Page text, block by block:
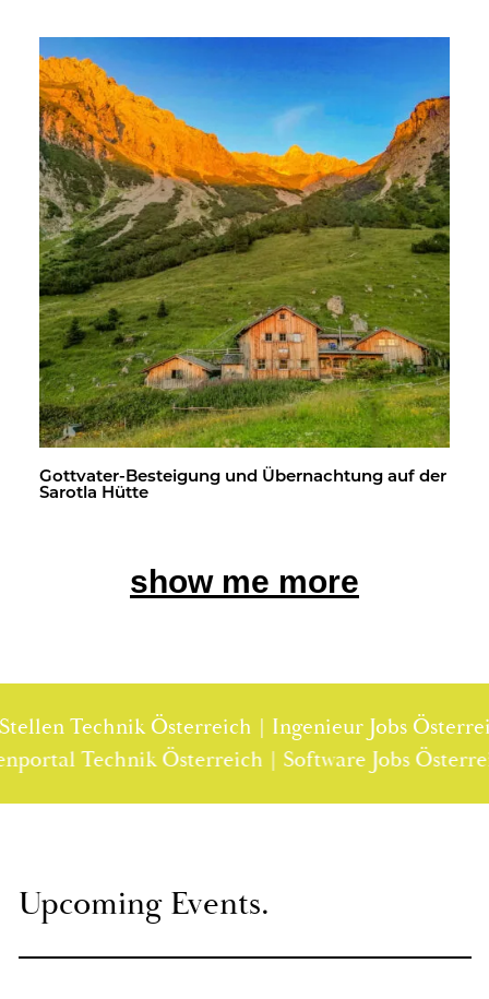
Gott­va­ter-Be­stei­gung und Über­nach­tung auf der
Sa­rot­la Hütte
show me more
Technik Österreich | Ingenieur Jobs Österreich
Österreich
Up­co­ming Events.